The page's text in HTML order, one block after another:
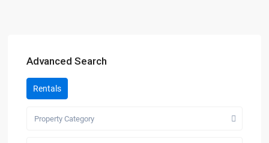
Advanced Search
Rentals
Property Category